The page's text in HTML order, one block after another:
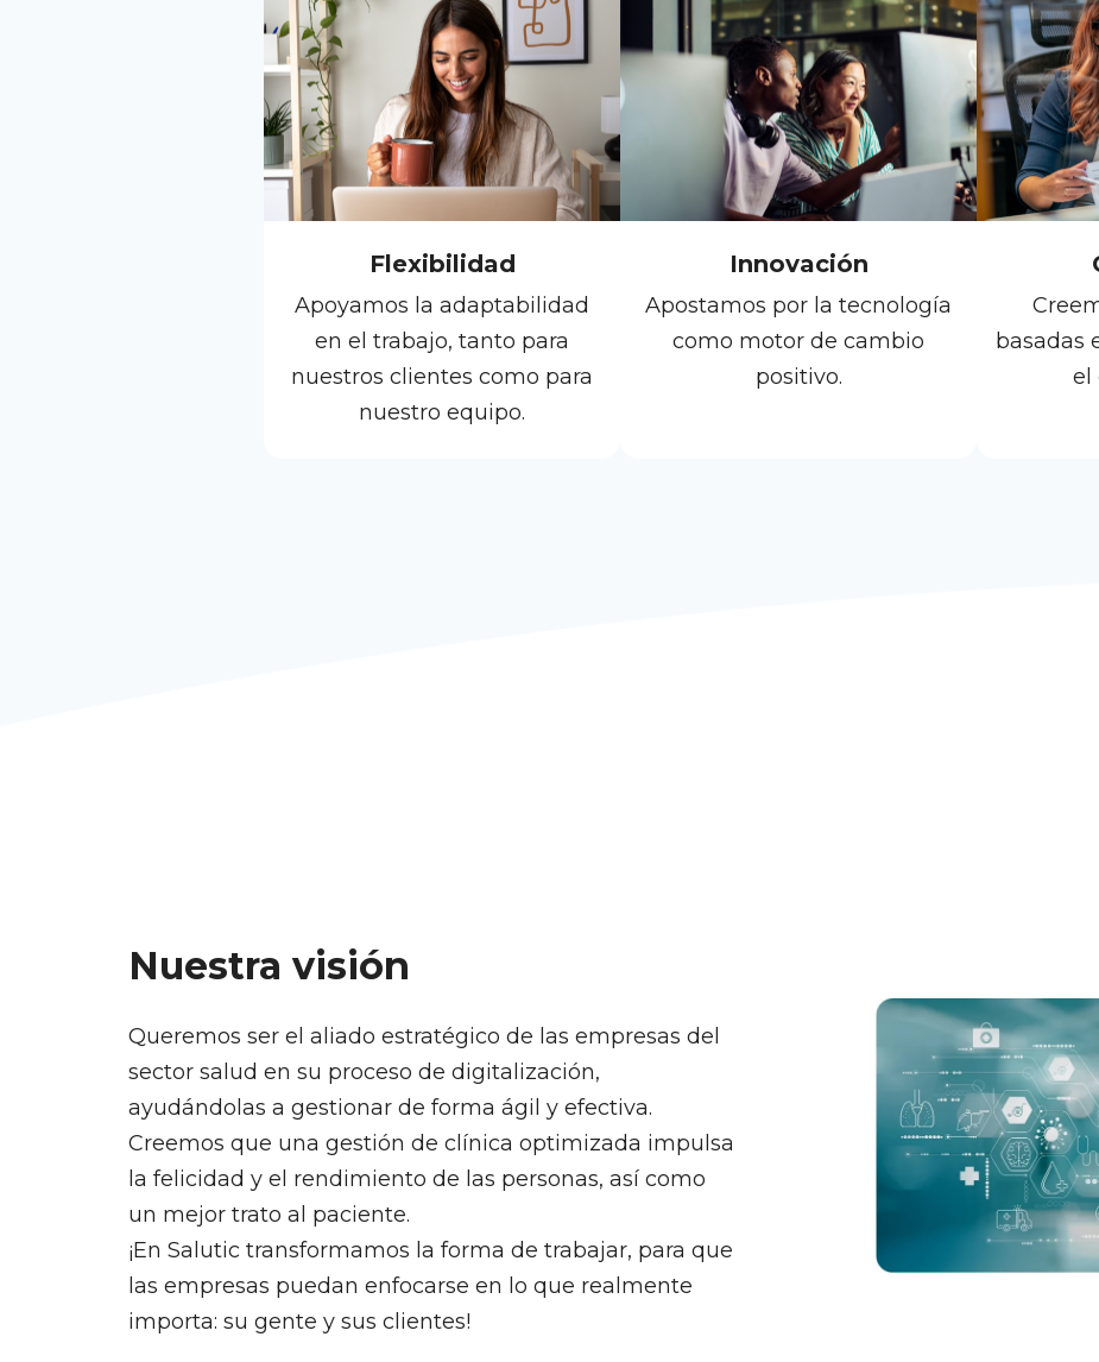
Flexibilidad
Apoyamos la adaptabilidad
en el trabajo, tanto para
nuestros clientes como para
nuestro equipo.
Innovación
Apostamos por la tecnología
como motor de cambio
positivo.
basadas
el
Nuestra visión
Queremos ser el aliado estratégico de las empresas del
sector salud en su proceso de digitalización,
ayudándolas a gestionar de forma ágil y efectiva.
Creemos que una gestión de clínica optimizada impulsa
la felicidad y el rendimiento de las personas, así como
un mejor trato al paciente.
¡En Salutic transformamos la forma de trabajar, para que
las empresas puedan enfocarse en lo que realmente
importa: su gente y sus clientes!